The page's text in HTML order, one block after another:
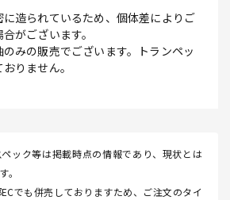
造られているため、個体差によりご
がございます。
みの販売でございます。トランペッ
りません。
ック等は掲載時点の情報であり、現状とは
。
でも併売しておりますため、ご注文のタイ